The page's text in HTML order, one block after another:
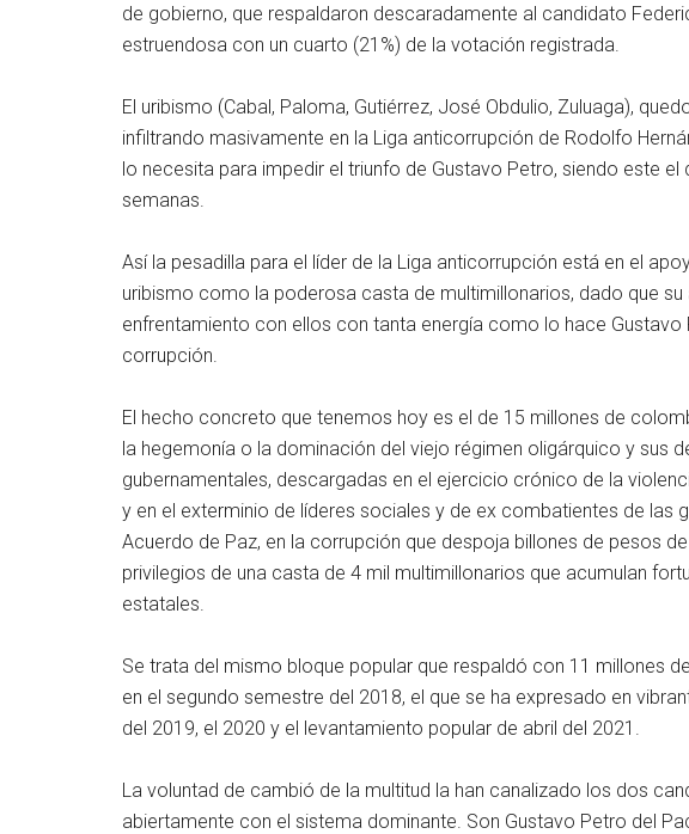
de gobierno, que respaldaron descaradamente al candidato
estruendosa con un cuarto (21%) de la votación registrada.
El uribismo (Cabal, Paloma, Gutiérrez, José Obdulio, Zuluaga),
infiltrando masivamente en la Liga anticorrupción de Rodolfo
lo necesita para impedir el triunfo de Gustavo Petro, siendo este
semanas.
Así la pesadilla para el líder de la Liga anticorrupción está en el
uribismo como la poderosa casta de multimillonarios, dado que
enfrentamiento con ellos con tanta energía como lo hace
corrupción.
El hecho concreto que tenemos hoy es el de 15 millones de
la hegemonía o la dominación del viejo régimen oligárquico y sus
gubernamentales, descargadas en el ejercicio crónico de la
y en el exterminio de líderes sociales y de ex combatientes de las
Acuerdo de Paz, en la corrupción que despoja billones de pesos
privilegios de una casta de 4 mil multimillonarios que acumulan
estatales.
Se trata del mismo bloque popular que respaldó con 11 millones
en el segundo semestre del 2018, el que se ha expresado en
del 2019, el 2020 y el levantamiento popular de abril del 2021.
La voluntad de cambió de la multitud la han canalizado los dos
abiertamente con el sistema dominante. Son Gustavo Petro del